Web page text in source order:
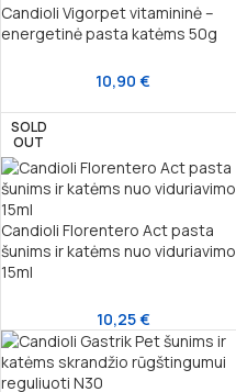
Candioli Vigorpet vitamininė –
energetinė pasta katėms 50g
10,90€
SOLD
OUT
Candioli Florentero Act pasta
šunims ir katėms nuo viduriavimo
15ml
10,25€